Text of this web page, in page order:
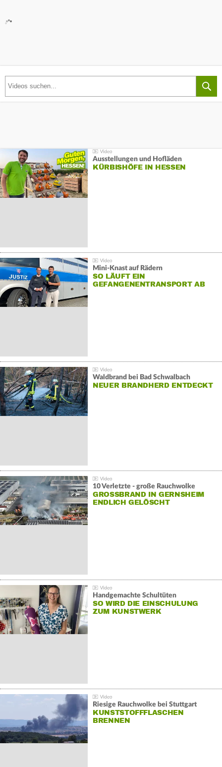
Ausstellungen und Hofläden
KÜRBISHÖFE IN HESSEN
Mini-Knast auf Rädern
SO LÄUFT EIN
GEFANGENENTRANSPORT AB
Waldbrand bei Bad Schwalbach
NEUER BRANDHERD ENTDECKT
10 Verletzte - große Rauchwolke
GROSSBRAND IN GERNSHEIM E
NDLICH GELÖSCHT
Handgemachte Schultüten
SO WIRD DIE EINSCHULUNG
ZUM KUNSTWERK
Riesige Rauchwolke bei Stuttgart
KUNSTSTOFFFLASCHEN
BRENNEN